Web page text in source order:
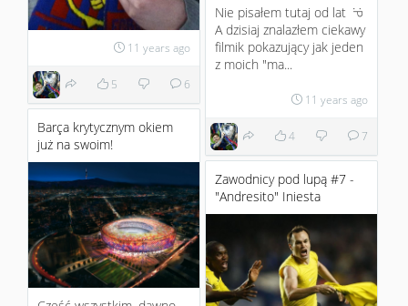
11 years ago
5 6
Nie pisałem tutaj od lat :P
A dzisiaj znalazłem ciekawy
filmik pokazujący jak jeden
z moich "ma...
11 years ago
4 7
Barça krytycznym okiem
już na swoim!
Zawodnicy pod lupą #7 -
"Andresito" Iniesta